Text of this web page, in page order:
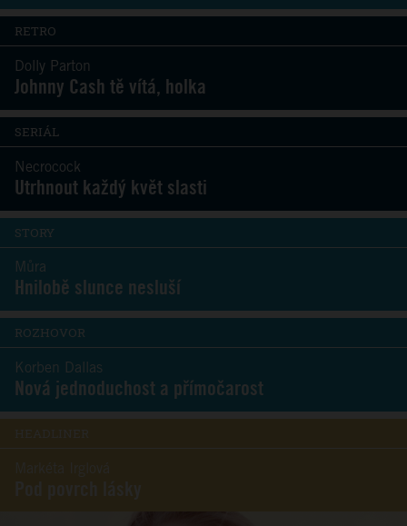
RETRO
Dolly Parton
Johnny Cash tě vítá, holka
SERIÁL
Necrocock
Utrhnout každý květ slasti
STORY
Můra
Hnilobě slunce nesluší
ROZHOVOR
Korben Dallas
Nová jednoduchost a přímočarost